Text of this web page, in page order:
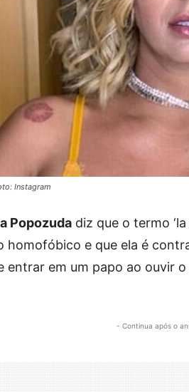
Instagram
Popozuda diz que o termo
homofóbico e que ela é
entrar em um papo ao ouvir
- Continua após o